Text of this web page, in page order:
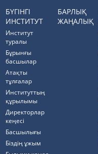
БҮГІНГІ
ИНСТИТУТ
Институт
туралы
Бұрынғы
басшылар
Атақты
тұлғалар
Институттың
құрылымы
Директорлар
кеңесі
Басшылығы
Біздің ұжым
БАРЛЫҚ
ЖАҢАЛЫҚ